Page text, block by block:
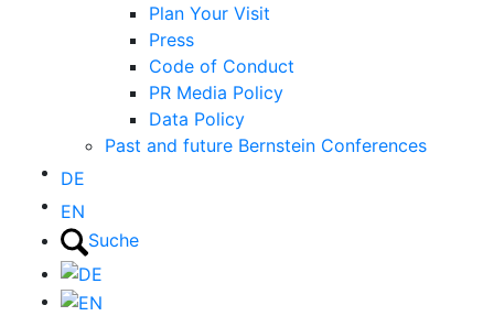
Plan Your Visit
Press
Code of Conduct
PR Media Policy
Data Policy
Past and future Bernstein Conferences
DE
EN
Suche